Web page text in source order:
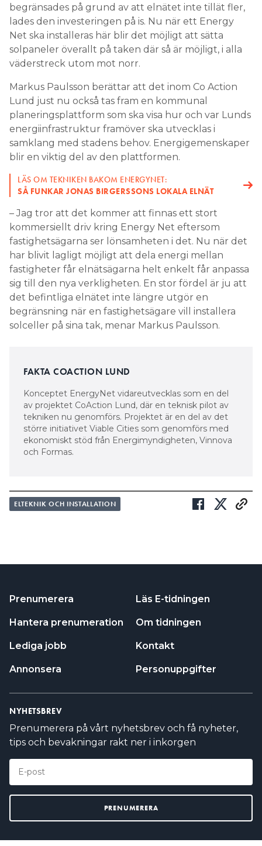
begränsades på grund av att elnätet inte tillät fler,
lades den investeringen på is. Nu när ett Energy
Net ska installeras här blir det möjligt att sätta
solpaneler överallt på taken där så är möjligt, i alla
väderstreck utom mot norr.
Markus Paulsson berättar att det inom Co Action
Lund just nu också tas fram en kommunal
planeringsplattform som ska visa hur och var Lunds
energiinfrastruktur framöver ska utvecklas i
samklang med stadens behov. Energigemenskaper
blir en viktig del av den plattformen.
LÄS OM TEKNIKEN BAKOM ENERGYNET:
SÅ FUNKAR JONAS BIRGERSSONS LOKALA ELNÄT
– Jag tror att det kommer att finnas ett stort
kommersiellt driv kring Energy Net eftersom
fastighetsägarna ser lönsamheten i det. Nu när det
har blivit lagligt möjligt att dela energi mellan
fastigheter får elnätsägarna helt enkelt får anpassa
sig till den nya verkligheten. En stor fördel är ju att
det befintliga elnätet inte längre utgör en
begränsning när en fastighetsägare vill installera
solceller på sina tak, menar Markus Paulsson.
FAKTA COACTION LUND
Konceptet EnergyNet vidareutvecklas som en del
av projektet CoAction Lund, där en teknisk pilot av
tekniken nu genomförs. Projektet är en del av det
större initiativet Viable Cities som genomförs med
ekonomiskt stöd från Energimyndigheten, Vinnova
och Formas.
ELTEKNIK OCH INSTALLATION
Prenumerera
Hantera prenumeration
Lediga jobb
Annonsera
Läs E-tidningen
Om tidningen
Kontakt
Personuppgifter
NYHETSBREV
Prenumerera på vårt nyhetsbrev och få nyheter,
tips och bevakningar rakt ner i inkorgen